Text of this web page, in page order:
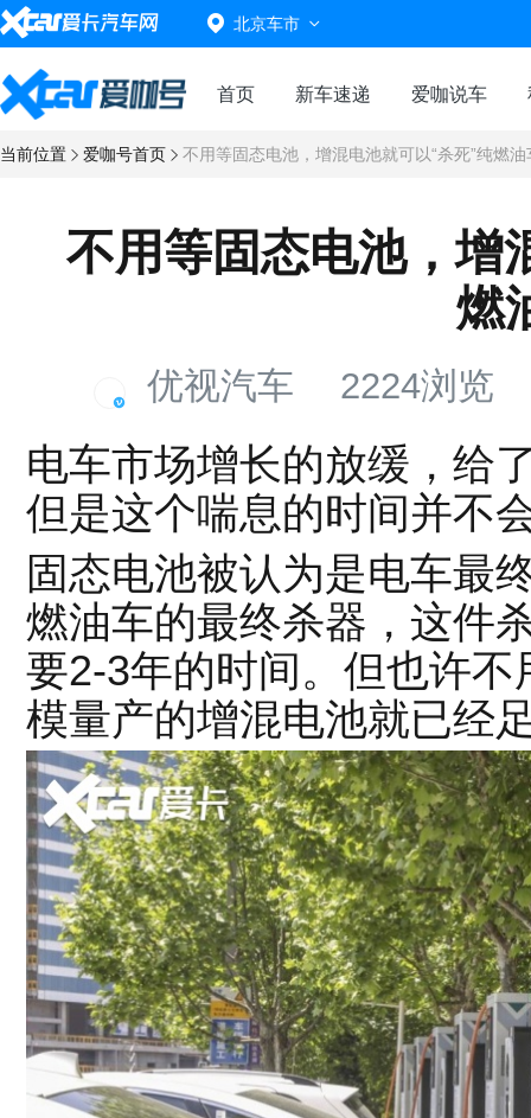
北京车市
首页 新车速递 爱咖说车
当前位置 爱咖号首页 不用等固态电池，增混电池就可以“杀死”纯燃油
不用等固态电池，增
燃
优视汽车 2224浏览
电车市场增长的放缓，给
但是这个喘息的时间并不
固态电池被认为是电车最
燃油车的最终杀器，这件
要2-3年的时间。但也许
模量产的增混电池就已经